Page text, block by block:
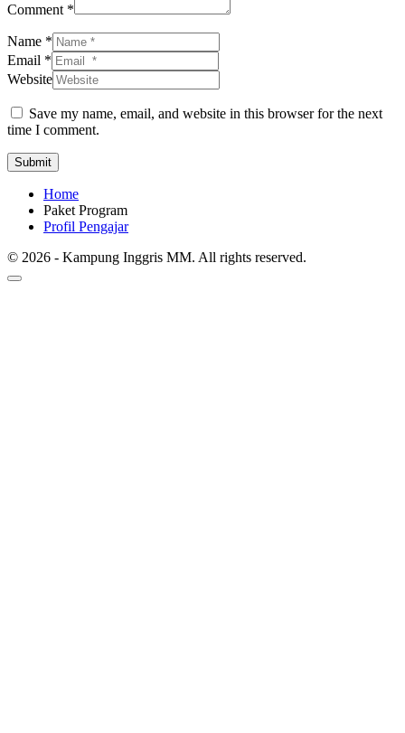
Comment *
Name *
Email *
Website
Save my name, email, and website in this browser for the next
time I comment.
Submit
Home
Paket Program
Profil Pengajar
© 2026 - Kampung Inggris MM. All rights reserved.